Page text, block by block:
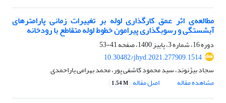
مطالعه‌ی اثر عمق کارگذاری لوله بر تغییرات زمانی پارامترهای
آبشستگی و رسوبگذاری پیرامون خطوط لوله متقاطع با رودخانه
دوره 16، شماره 3، پاییز 1400، صفحه
41-53
10.30482/jhyd.2021.277909.1514
سجاد بیژنوند، سید محمود کاشفی پور، محمد بهرامی یاراحمدی
مشاهده مقاله
اصل مقاله 1.54 M